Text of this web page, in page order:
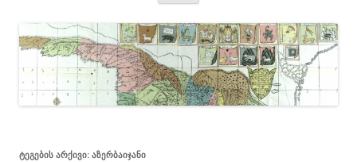
ᲢᲔᲒᲔᲑᲘᲡ ᲐᲠᲥᲘᲕᲘ: ᲐᲖᲔᲠᲑᲐᲘᲯᲐᲜᲘ